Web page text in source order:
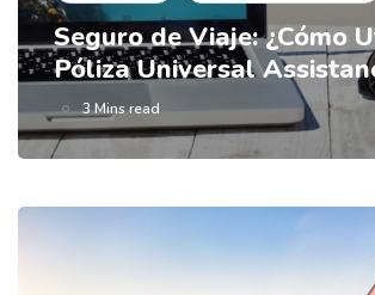
Seguro de Viaje: ¿Cómo
Póliza Universal
3 Mins read